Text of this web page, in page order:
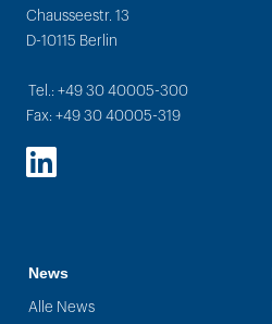
Chausseestr. 13
D-10115 Berlin
Tel.: +49 30 40005-300
Fax: +49 30 40005-319
LinkedIn
News
Alle News